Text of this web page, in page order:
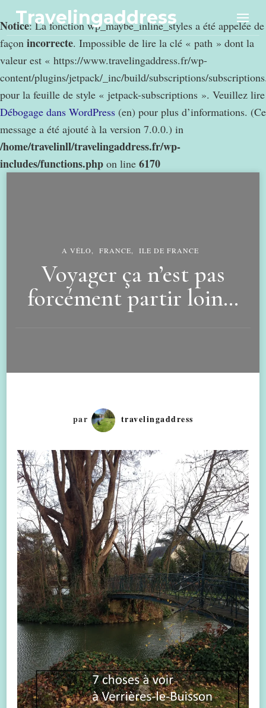
Notice: La fonction wp_maybe_inline_styles a été appelée de
façon incorrecte. Impossible de lire la clé « path » dont la
valeur est « https://www.travelingaddress.fr/wp-
content/plugins/jetpack/_inc/build/subscriptions/
pour la feuille de style « jetpack-subscriptions ». Veuillez lire
Débogage dans WordPress (en) pour plus d’informations. (Ce
message a été ajouté à la version 7.0.0.) in
/home/travelinll/travelingaddress.fr/wp-
includes/functions.php on line 6170
Travelingaddress
A VÉLO FRANCE ILE DE FRANCE
Voyager ça n’est pas
forcément partir loin…
par travelingaddress